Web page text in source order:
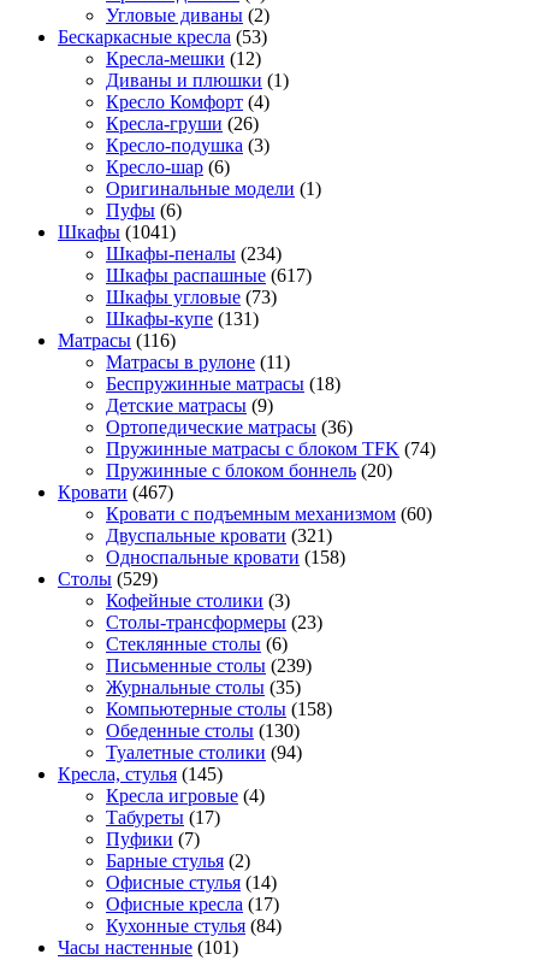
Угловые диваны (2)
Бескаркасные кресла (53)
Кресла-мешки (12)
Диваны и плюшки (1)
Кресло Комфорт (4)
Кресла-груши (26)
Кресло-подушка (3)
Кресло-шар (6)
Оригинальные модели (1)
Пуфы (6)
Шкафы (1041)
Шкафы-пеналы (234)
Шкафы распашные (617)
Шкафы угловые (73)
Шкафы-купе (131)
Матрасы (116)
Матрасы в рулоне (11)
Беспружинные матрасы (18)
Детские матрасы (9)
Ортопедические матрасы (36)
Пружинные матрасы с блоком TFK (74)
Пружинные с блоком боннель (20)
Кровати (467)
Кровати с подъемным механизмом (60)
Двуспальные кровати (321)
Односпальные кровати (158)
Столы (529)
Кофейные столики (3)
Столы-трансформеры (23)
Стеклянные столы (6)
Письменные столы (239)
Журнальные столы (35)
Компьютерные столы (158)
Обеденные столы (130)
Туалетные столики (94)
Кресла, стулья (145)
Кресла игровые (4)
Табуреты (17)
Пуфики (7)
Барные стулья (2)
Офисные стулья (14)
Офисные кресла (17)
Кухонные стулья (84)
Часы настенные (101)